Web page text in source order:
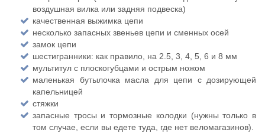
воздушная вилка или задняя подвеска)
качественная выжимка цепи
несколько запасных звеньев цепи и сменных осей
замок цепи
шестигранники: как правило, на 2.5, 3, 4, 5, 6 и 8 мм
мультитул с плоскогубцами и острым ножом
маленькая бутылочка масла для цепи с дозирующей
капельницей
стяжки
запасные тросы и тормозные колодки (нужны только в
том случае, если вы едете туда, где нет веломагазинов).